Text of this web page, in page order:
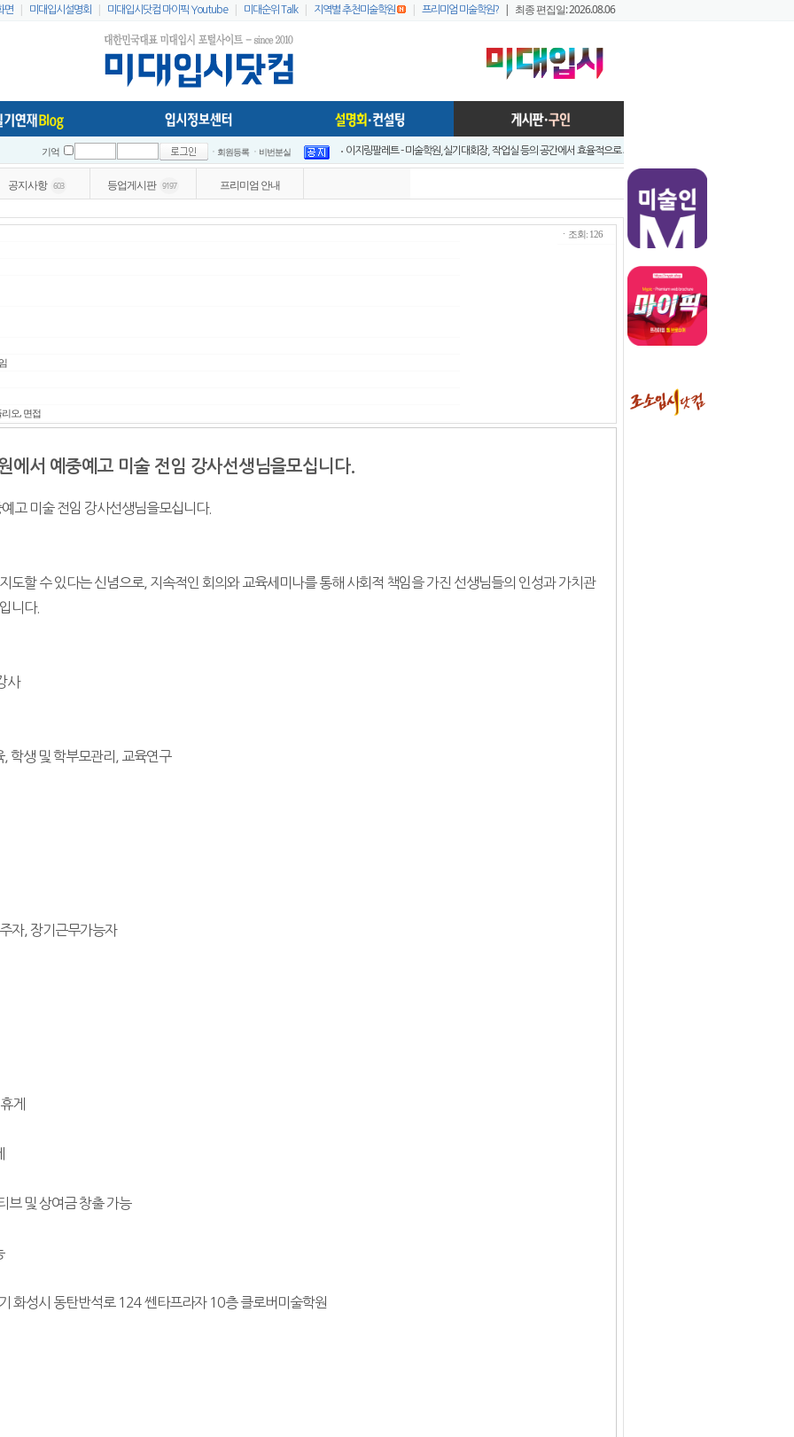
면 | 미대입시설명회 | 미대입시닷컴 마이픽 Youtube | 미대순위 Talk | 지역별 추천미술학원 | 프리미엄 미술학원? | 최종 편집일: 2026.08.06
기억 ㆍ회원등록 ㆍ비번분실
이지링팔레트 - 미술학원,실기대회장, 작업실 등의 공간에서 효율적으로 사용가능하게..
2021 홍대앞 입시미술 실기대전 A+ 우수작 발표 - 홍대지구 입시미술학원연합회
2021 홍대앞 입시미술 실기대전 입시반 예비반 주제발표 - 홍대지구 입시미술학원연합..
2021 전국입시미술 실기대전 - 전국 연합시험 교수평가 현장 짧은 영상 보기 - 순차적..
2021 전국입시미술실기대전 [입시반, 예비반 주제 발표] -전국연합시험 미술교육협의회..
공지사항 603 등업게시판 9197 프리미엄 안내
오, 면접
ㆍ조회: 126
에서 예중예고 미술 전임 강사선생님을모십니다.
고 미술 전임 강사선생님을모십니다.
도할 수 있다는 신념으로, 지속적인 회의와 교육세미나를 통해 사회적 책임을 가진 선생님들의 인성과 가치관
니다.
사
학생 및 학부모관리, 교육연구
자, 장기근무가능자
게
및 상여금 창출 가능
화성시 동탄반석로 124 쎈타프라자 10층 클로버미술학원